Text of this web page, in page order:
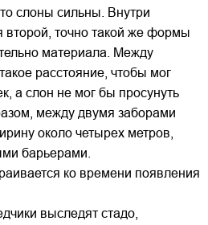
слоны сильны. Внутри
второй, точно такой же формы
материала. Между
расстояние, чтобы мог
а слон не мог бы просунуть
между двумя заборами
около четырех метров,
барьерами.
ко времени появления
выследят стадо,